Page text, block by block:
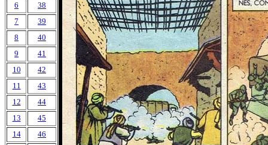
6
38
7
39
8
40
9
41
10
42
11
43
12
44
13
45
14
46